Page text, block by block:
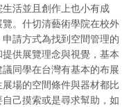
活並且創作上也小有成
。什切清藝術學院在校外
請方式為找到空間管理的
供展覽理念與視覺，基本
同學在台灣有基本的布展
場的空間條件與器材都比
己摸索或是尋求幫助，如